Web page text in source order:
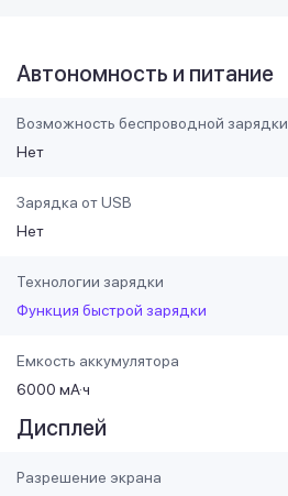
Автономность и питание
Возможность беспроводной зарядки
Нет
Зарядка от USB
Нет
Технологии зарядки
Функция быстрой зарядки
Емкость аккумулятора
6000 мА·ч
Дисплей
Разрешение экрана